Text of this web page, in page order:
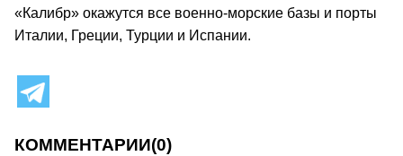
«Калибр» окажутся все военно-морские базы и порты
Италии, Греции, Турции и Испании.
КОММЕНТАРИИ(0)